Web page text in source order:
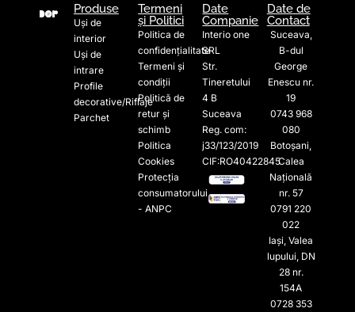
Produse
Uși de
interior
Uși de
intrare
Profile
decorative/Riflaje
Parchet
Termeni
și Politici
Politica de
confidențialitate
Termeni și
condiții
Politică de
retur și
schimb
Politica
Cookies
Protecția
consumatorului
- ANPC
Date
Companie
Interio one
SRL
Str.
Tineretului
4 B
Suceava
Reg. com:
j33/123/2019
CIF:RO40422845
Date de
Contact
Suceava,
B-dul
George
Enescu nr.
19
0743 968
080
Botoșani,
Calea
Națională
nr. 57
0791 220
022​
Iași, Valea
lupului, DN
28 nr.
154A
0728 353